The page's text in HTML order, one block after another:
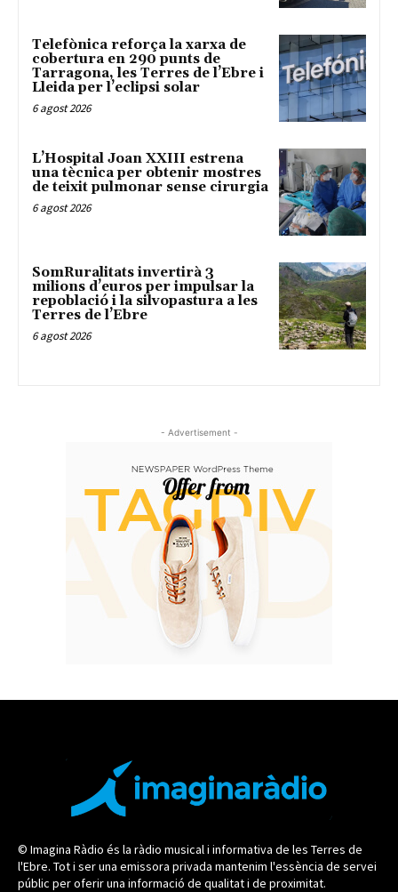
Telefònica reforça la xarxa de
cobertura en 290 punts de
Tarragona, les Terres de l’Ebre i
Lleida per l’eclipsi solar
6 agost 2026
L’Hospital Joan XXIII estrena
una tècnica per obtenir mostres
de teixit pulmonar sense cirurgia
6 agost 2026
SomRuralitats invertirà 3
milions d’euros per impulsar la
repoblació i la silvopastura a les
Terres de l’Ebre
6 agost 2026
- Advertisement -
© Imagina Ràdio és la ràdio musical i informativa de les Terres de
l'Ebre. Tot i ser una emissora privada mantenim l'essència de servei
públic per oferir una informació de qualitat i de proximitat.